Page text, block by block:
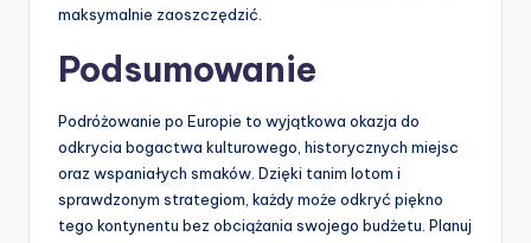
maksymalnie zaoszczędzić.
Podsumowanie
Podróżowanie po Europie to wyjątkowa okazja do
odkrycia bogactwa kulturowego, historycznych miejsc
oraz wspaniałych smaków. Dzięki tanim lotom i
sprawdzonym strategiom, każdy może odkryć piękno
tego kontynentu bez obciążania swojego budżetu. Planuj